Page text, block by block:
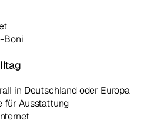
Boni
in Deutschland oder Europa
für Ausstattung